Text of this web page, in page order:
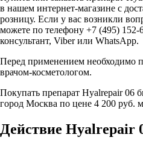
в нашем интернет-магазине с
розницу. Если у вас возникли
можете по телефону +7 (495) 152-
консультант, Viber или WhatsApp.
Перед применением необходимо
врачом-косметологом.
Покупать препарат Hyalrepair 06
город Москва по цене 4 200 руб.
Действие Hyalrepair